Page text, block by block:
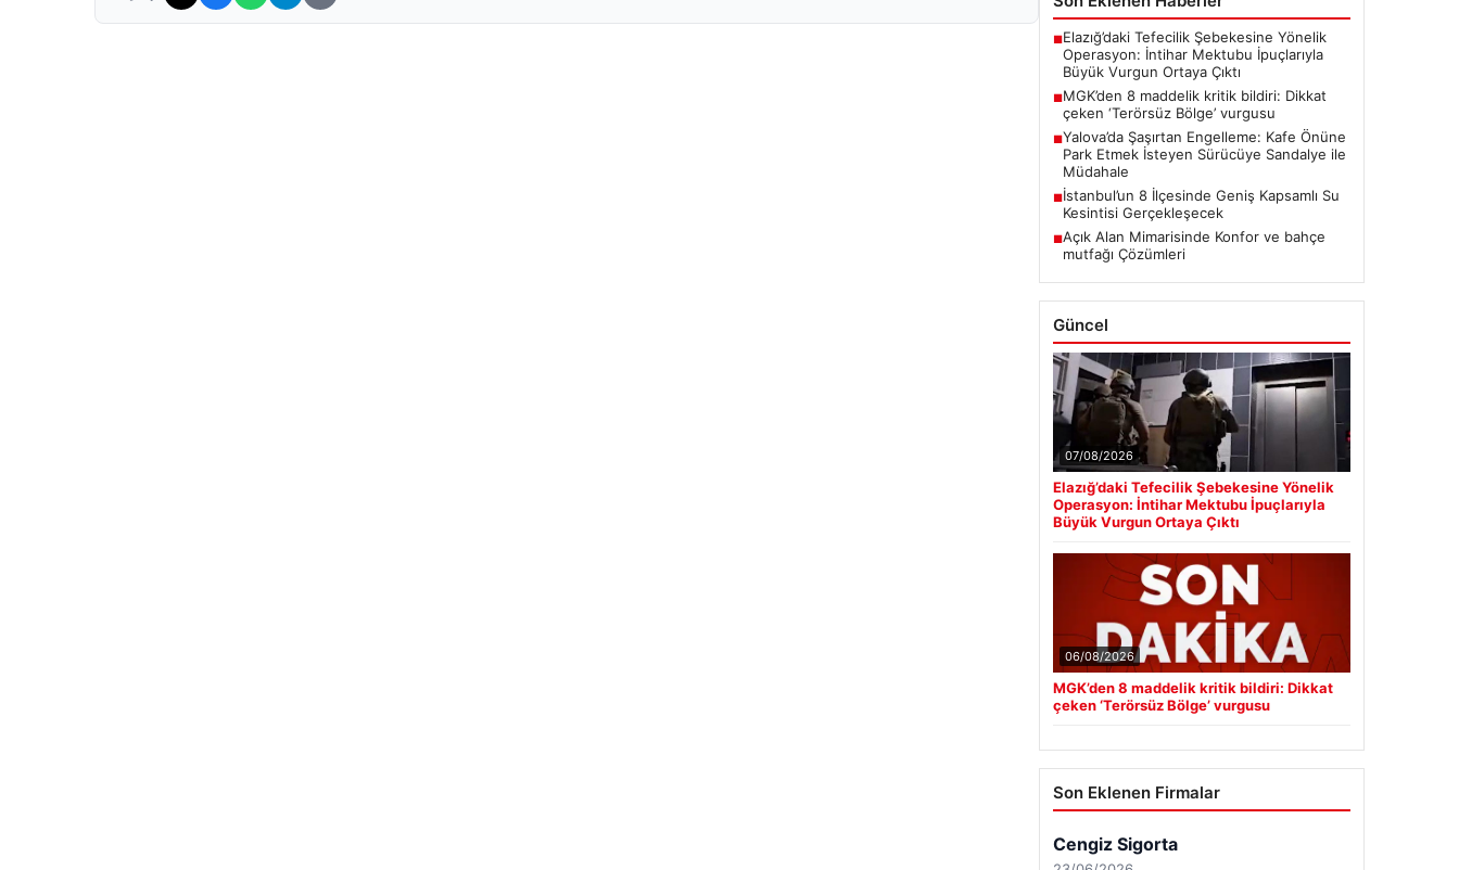
■Elazığ’daki Tefecilik Şebekesine Yönelik
Operasyon: İntihar Mektubu İpuçlarıyla
Büyük Vurgun Ortaya Çıktı
■MGK’den 8 maddelik kritik bildiri: Dikkat
çeken ‘Terörsüz Bölge’ vurgusu
■Yalova’da Şaşırtan Engelleme: Kafe Önüne
Park Etmek İsteyen Sürücüye Sandalye ile
Müdahale
■İstanbul’un 8 İlçesinde Geniş Kapsamlı Su
Kesintisi Gerçekleşecek
■Açık Alan Mimarisinde Konfor ve bahçe
mutfağı Çözümleri
Güncel
07/08/2026
Elazığ’daki Tefecilik Şebekesine Yönelik
Operasyon: İntihar Mektubu İpuçlarıyla
Büyük Vurgun Ortaya Çıktı
06/08/2026
MGK’den 8 maddelik kritik bildiri: Dikkat
çeken ‘Terörsüz Bölge’ vurgusu
Son Eklenen Firmalar
Cengiz Sigorta